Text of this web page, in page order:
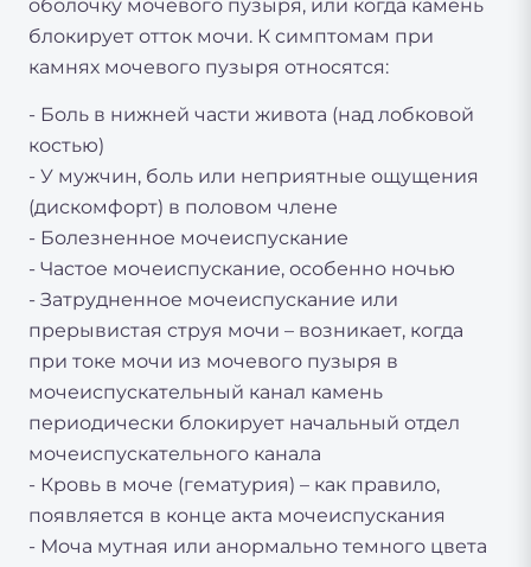
оболочку мочевого пузыря, или когда камень
блокирует отток мочи. К симптомам при
камнях мочевого пузыря относятся:
- Боль в нижней части живота (над лобковой
костью)
- У мужчин, боль или неприятные ощущения
(дискомфорт) в половом члене
- Болезненное мочеиспускание
- Частое мочеиспускание, особенно ночью
- Затрудненное мочеиспускание или
прерывистая струя мочи – возникает, когда
при токе мочи из мочевого пузыря в
мочеиспускательный канал камень
периодически блокирует начальный отдел
мочеиспускательного канала
- Кровь в моче (гематурия) – как правило,
появляется в конце акта мочеиспускания
- Моча мутная или анормально темного цвета